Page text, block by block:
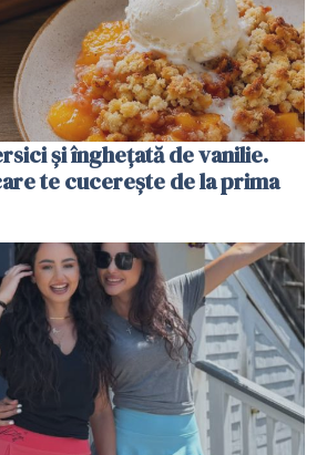
și înghețată de vanilie.
te cucerește de la prima